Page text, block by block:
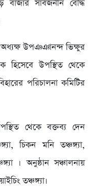
বাজার সার্বজনীন বৌদ্ধ
অধ্যক্ষ উপঞঞানন্দ ভিক্ষুর
হিসেবে উপস্থিত থেকে
পরিচালনা কমিটির
থেকে বক্তব্য দেন
চিকন মনি তঞ্চঙ্গ্যা,
। অনুষ্ঠান সঞ্চালনায়
তঞ্চঙ্গ্যা।